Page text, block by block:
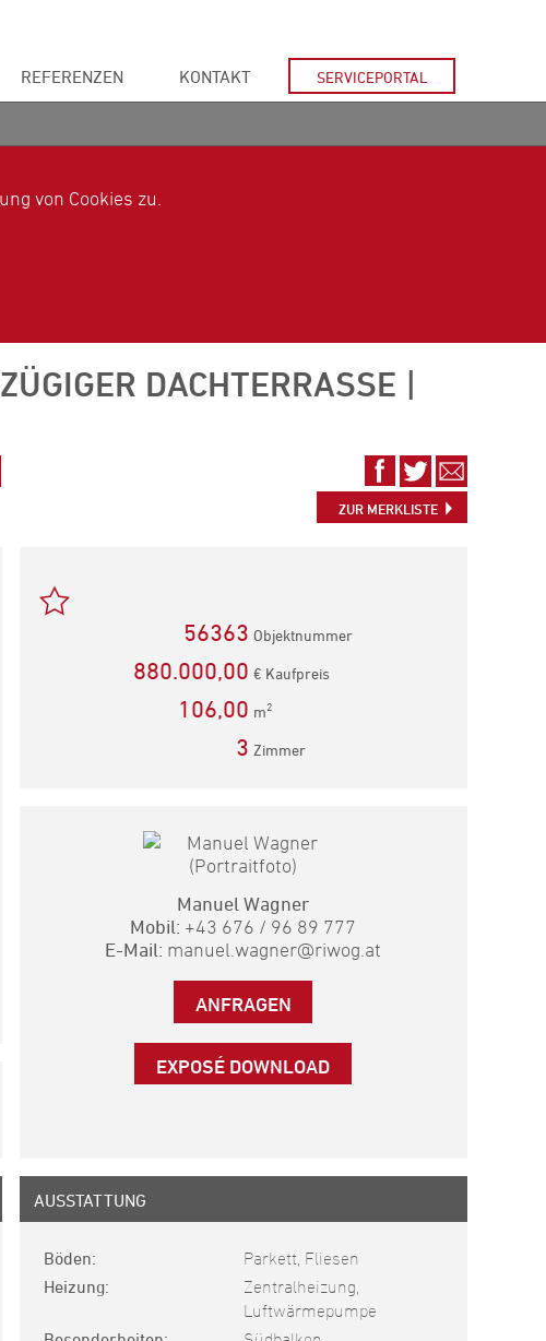
REFERENZEN KONTAKT SERVICEPORTAL
von Cookies zu.
DACHTERRASSE | L
Auf
Facebook
teilen
Auf
Twitter
teilen
Via
E-
Mail
empfehlen
ZUR MERKLISTE
56363 Objektnummer
880.000,00 € Kaufpreis
106,00 m2
3 Zimmer
Manuel Wagner
Mobil: +43 676 / 96 89 777
E-Mail: manuel.wagner@riwog.at
ANFRAGEN
EXPOSÉ DOWNLOAD
AUSSTATTUNG
Böden
Parkett, Fliesen
Heizung
Zentralheizung,
Luftwärmepumpe